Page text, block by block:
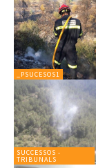
_PSUCESOS1
SUCCESSOS -
TRIBUNALS